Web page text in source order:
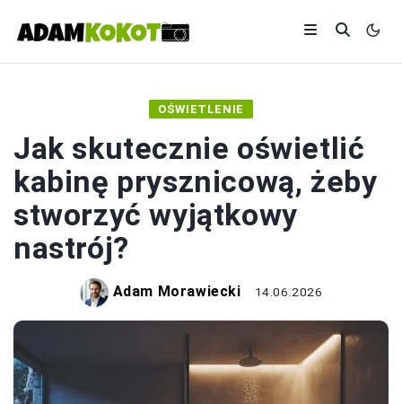
OŚWIETLENIE
Jak skutecznie oświetlić
kabinę prysznicową, żeby
stworzyć wyjątkowy
nastrój?
Adam Morawiecki 14.06.2026